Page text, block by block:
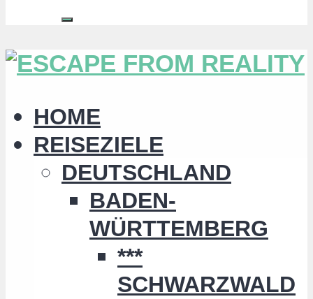
HOME
REISEZIELE
DEUTSCHLAND
BADEN-
WÜRTTEMBERG
***
SCHWARZWALD